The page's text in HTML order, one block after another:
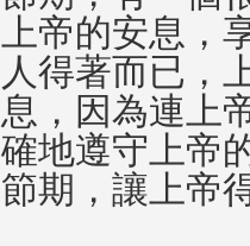
上帝的安息，
人得著而已，
息，因為連上
確地遵守上帝
節期，讓上帝